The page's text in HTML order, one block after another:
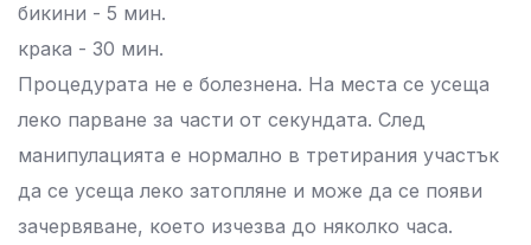
бикини - 5 мин.
крака - 30 мин.
Процедурата не е болезнена. На места се усеща
леко парване за части от секундата. След
манипулацията е нормално в третирания участък
да се усеща леко затопляне и може да се появи
зачервяване, което изчезва до няколко часа.